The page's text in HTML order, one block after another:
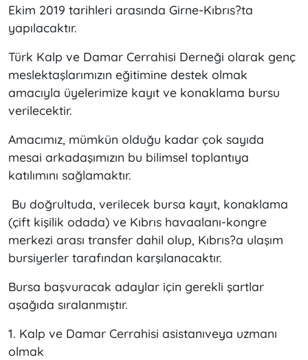
Ekim 2019 tarihleri arasında Girne-Kıbrıs?ta
yapılacaktır.
Türk Kalp ve Damar Cerrahisi Derneği olarak genç
meslektaşlarımızın eğitimine destek olmak
amacıyla üyelerimize kayıt ve konaklama bursu
verilecektir.
Amacımız, mümkün olduğu kadar çok sayıda
mesai arkadaşımızın bu bilimsel toplantıya
katılımını sağlamaktır.
Bu doğrultuda, verilecek bursa kayıt, konaklama
(çift kişilik odada) ve Kıbrıs havaalanı-kongre
merkezi arası transfer dahil olup, Kıbrıs?a ulaşım
bursiyerler tarafından karşılanacaktır.
Bursa başvuracak adaylar için gerekli şartlar
aşağıda sıralanmıştır.
1. Kalp ve Damar Cerrahisi asistanıveya uzmanı
olmak